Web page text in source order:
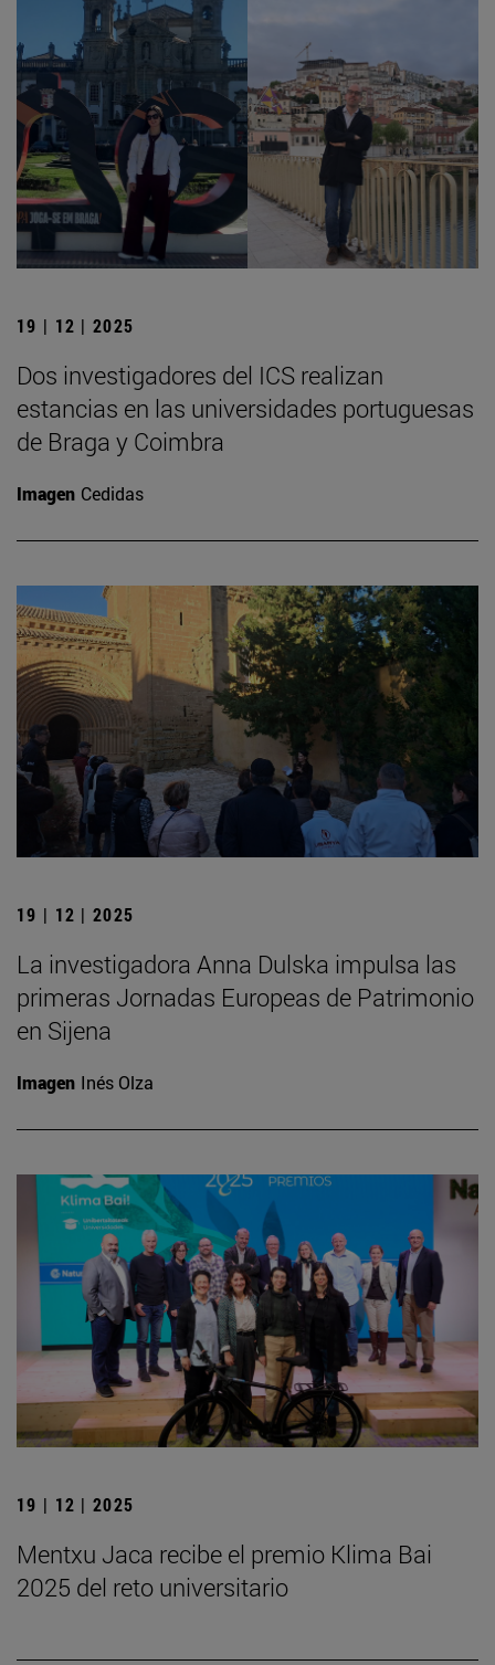
19 | 12 | 2025
Dos investigadores del ICS realizan
estancias en las universidades portuguesas
de Braga y Coimbra
Imagen Cedidas
19 | 12 | 2025
La investigadora Anna Dulska impulsa las
primeras Jornadas Europeas de Patrimonio
en Sijena
Imagen Inés Olza
19 | 12 | 2025
Mentxu Jaca recibe el premio Klima Bai
2025 del reto universitario